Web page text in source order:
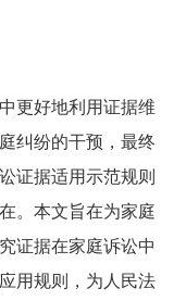
更好地利用证据维
纠纷的干预，最终
证据适用示范规则
。本文旨在为家庭
证据在家庭诉讼中
用规则，为人民法